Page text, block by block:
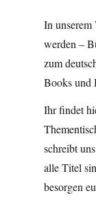
In unserem
werden –
zum
Books und
Ihr findet
schreibt
alle Titel
besorgen